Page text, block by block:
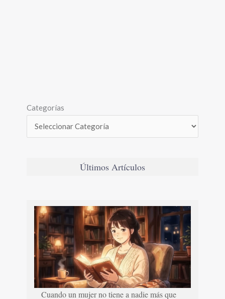
Categorías
Últimos Artículos
Cuando un mujer no tiene a nadie más que